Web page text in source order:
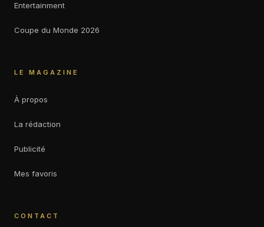
Entertainment
Coupe du Monde 2026
LE MAGAZINE
À propos
La rédaction
Publicité
Mes favoris
CONTACT